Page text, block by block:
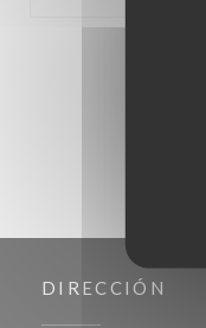
DIRECCIÓN